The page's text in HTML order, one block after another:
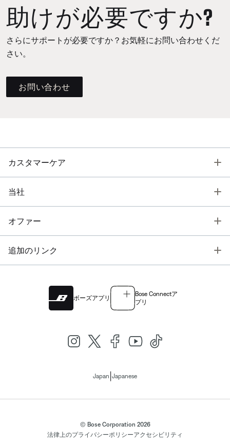
助けが必要ですか?
さらにサポートが必要ですか？お気軽にお問い合わせくだ
さい。
お問い合わせ
カスタマーケア
当社
オファー
追加のリンク
ボーズアプリ
Bose Connectア
プリ
Japan Japanese
© Bose Corporation 2026
法律上のプライバシーポリシーアクセシビリティ